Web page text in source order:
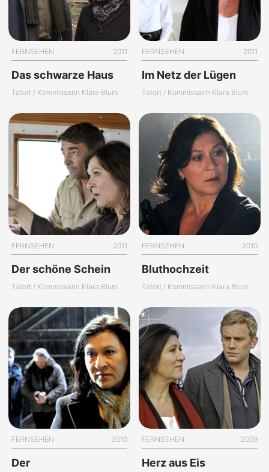
FERNSEHEN 2011
Das schwarze Haus
Tatort / Kommissarin Klara Blum
FERNSEHEN 2011
Im Netz der Lügen
Tatort / Kommissarin Klara Blum
FERNSEHEN 2011
Der schöne Schein
Tatort / Kommissarin Klara Blum
FERNSEHEN 2010
Bluthochzeit
Tatort / Kommissarin Klara Blum
FERNSEHEN 2010
Der
FERNSEHEN 2009
Herz aus Eis